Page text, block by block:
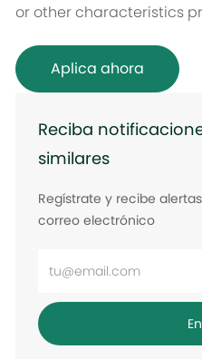
or other characteristics
Aplica ahora
Reciba
similares
Regístrate y recibe
correo electrónico
dirección
de